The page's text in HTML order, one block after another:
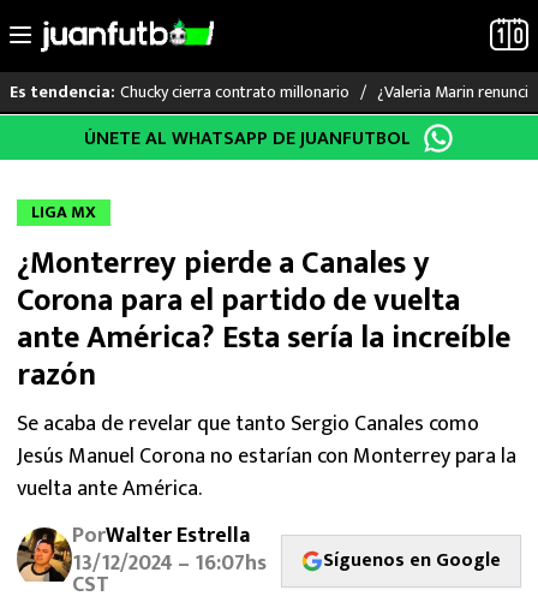
al
Es tendencia: Chucky cierra contrato millonario ¿Valeria Marin
LO ÚLTIMO
LIGA MX
RAYADOS
PUMAS
ATLANTE
SELECCIÓN MEXICANA
FUTBOL INTERNACIONAL
MEXICANOS EN EL EXTRANJERO
ÚNETE AL WHATSAPP DE JUANFUTBOL
LIGA MX
¿Monterrey pierde a Canales y
Corona para el partido de vuelta
ante América? Esta sería la increíble
razón
Se acaba de revelar que tanto Sergio Canales como
Jesús Manuel Corona no estarían con Monterrey para la
vuelta ante América.
PorWalter Estrella
13/12/2024 – 16:07hs
CST
Síguenos en Google